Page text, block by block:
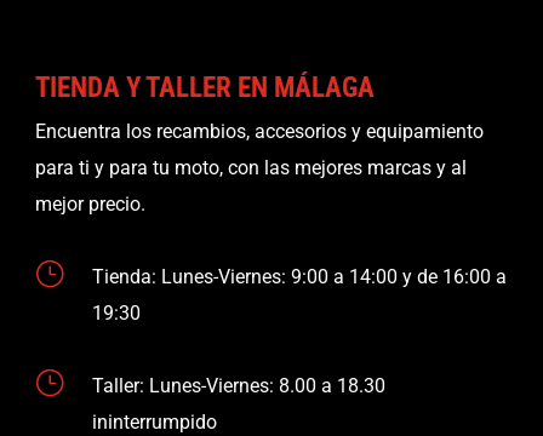
TIENDA Y TALLER EN MÁLAGA
Encuentra los recambios, accesorios y equipamiento
para ti y para tu moto, con las mejores marcas y al
mejor precio.
}
Tienda: Lunes-Viernes: 9:00 a 14:00 y de 16:00 a
19:30
}
Taller: Lunes-Viernes: 8.00 a 18.30
ininterrumpido